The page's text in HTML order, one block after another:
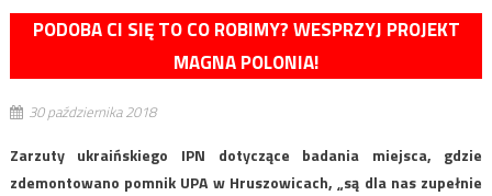
PODOBA CI SIĘ TO CO ROBIMY? WESPRZYJ PROJEKT
MAGNA POLONIA!
30 października 2018
Zarzuty ukraińskiego IPN dotyczące badania miejsca, gdzie
zdemontowano pomnik UPA w Hruszowicach, „są dla nas zupełnie